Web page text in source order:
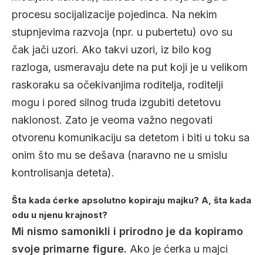
procesu socijalizacije pojedinca. Na nekim
stupnjevima razvoja (npr. u pubertetu) ovo su
čak jači uzori. Ako takvi uzori, iz bilo kog
razloga, usmeravaju dete na put koji je u velikom
raskoraku sa očekivanjima roditelja, roditelji
mogu i pored silnog truda izgubiti detetovu
naklonost. Zato je veoma važno negovati
otvorenu komunikaciju sa detetom i biti u toku sa
onim što mu se dešava (naravno ne u smislu
kontrolisanja deteta).
Šta kada ćerke apsolutno kopiraju majku? A, šta kada
odu u njenu krajnost?
Mi nismo samonikli i prirodno je da kopiramo
svoje primarne figure. Ako je ćerka u majci